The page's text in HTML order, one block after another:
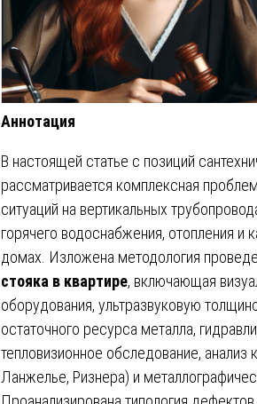
Аннотация
В настоящей статье с позиций
рассматривается комплексная
ситуаций на вертикальных
горячего водоснабжения, отопления и
домах. Изложена методология
стояка в квартире, включающая
оборудования, ультразвуковую
остаточного ресурса металла,
тепловизионное обследование,
Ланжелье, Ризнера) и